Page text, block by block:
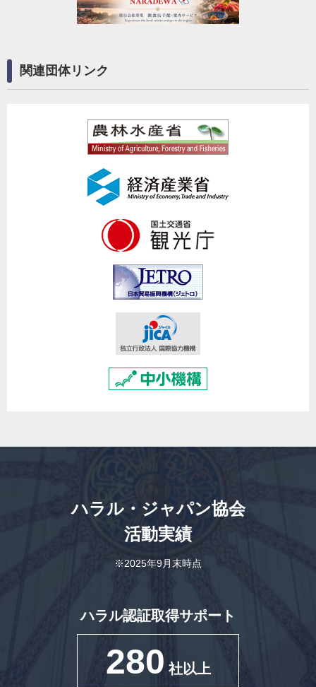
関連団体リンク
ハラル・ジャパン協会
活動実績
※2025年9月末時点
ハラル認証取得サポート
280 社以上